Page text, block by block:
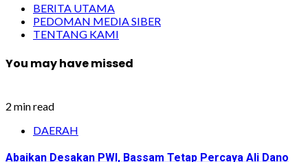
BERITA UTAMA
PEDOMAN MEDIA SIBER
TENTANG KAMI
You may have missed
2 min read
DAERAH
Abaikan Desakan PWI, Bassam Tetap Percaya Ali Dano